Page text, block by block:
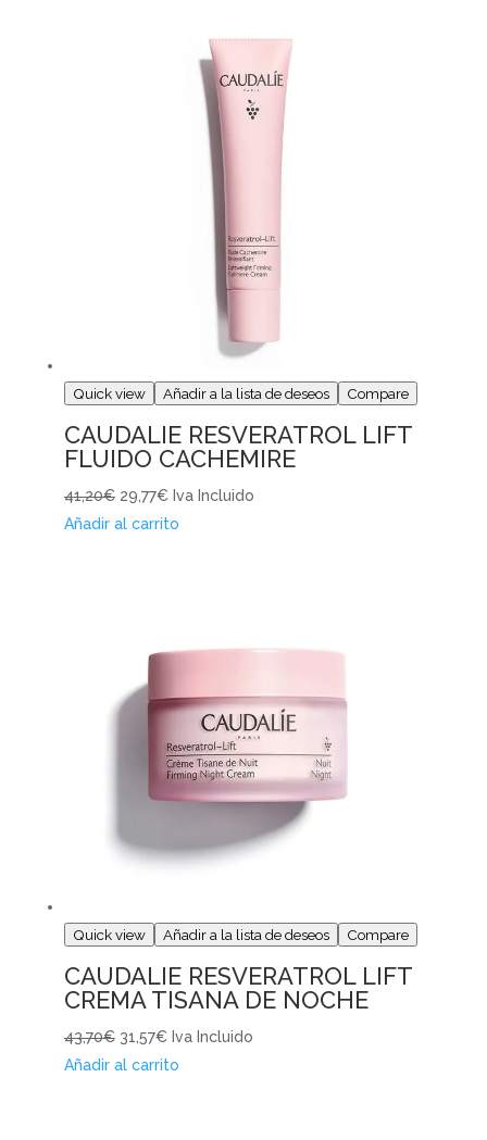
Quick view Añadir a la lista de deseos Compare
CAUDALIE RESVERATROL LIFT
FLUIDO CACHEMIRE
41,20€ 29,77€ Iva Incluido
Añadir al carrito
Quick view Añadir a la lista de deseos Compare
CAUDALIE RESVERATROL LIFT
CREMA TISANA DE NOCHE
43,70€ 31,57€ Iva Incluido
Añadir al carrito